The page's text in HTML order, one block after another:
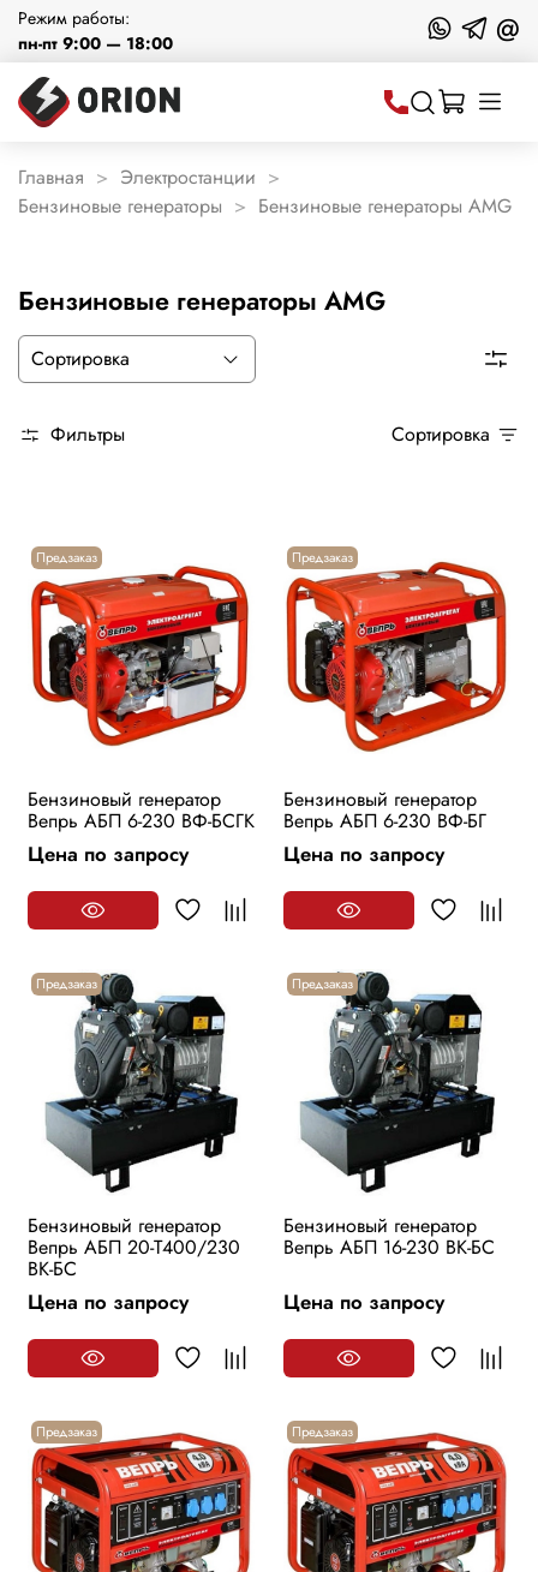
Режим работы:
пн-пт 9:00 — 18:00
@
Главная
Электростанции
Бензиновые генераторы
Бензиновые генераторы AMG
Бензиновые генераторы AMG
Фильтры Сортировка
Предзаказ
Бензиновый генератор
Вепрь АБП 6-230 ВФ-БСГК
Цена по запросу
Предзаказ
Бензиновый генератор
Вепрь АБП 6-230 ВФ-БГ
Цена по запросу
Предзаказ
Бензиновый генератор
Вепрь АБП 20-Т400/230
ВК-БС
Цена по запросу
Предзаказ
Бензиновый генератор
Вепрь АБП 16-230 ВК-БС
Цена по запросу
Предзаказ Предзаказ